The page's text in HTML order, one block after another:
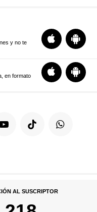
y no te
en formato
AL SUSCRIPTOR